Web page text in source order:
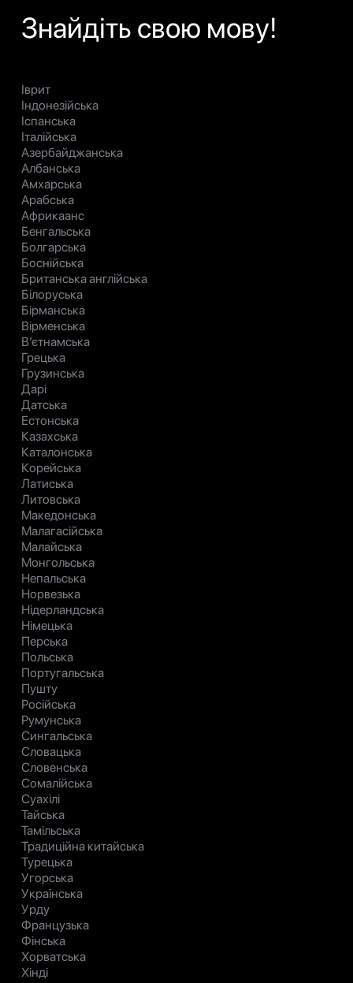
Знайдіть свою мову!
Іврит
Індонезійська
Іспанська
Італійська
Азербайджанська
Албанська
Амхарська
Арабська
Африкаанс
Бенгальська
Болгарська
Боснійська
Британська англійська
Білоруська
Бірманська
Вірменська
В’єтнамська
Грецька
Грузинська
Дарі
Датська
Естонська
Казахська
Каталонська
Корейська
Латиська
Литовська
Македонська
Малагасійська
Малайська
Монгольська
Непальська
Норвезька
Нідерландська
Німецька
Перська
Польська
Португальська
Пушту
Російська
Румунська
Сингальська
Словацька
Словенська
Сомалійська
Суахілі
Тайська
Тамільська
Традиційна китайська
Турецька
Угорська
Українська
Урду
Французька
Фінська
Хорватська
Хінді